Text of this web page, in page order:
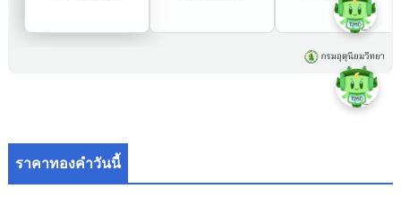
ราคาทองคำวันนี้